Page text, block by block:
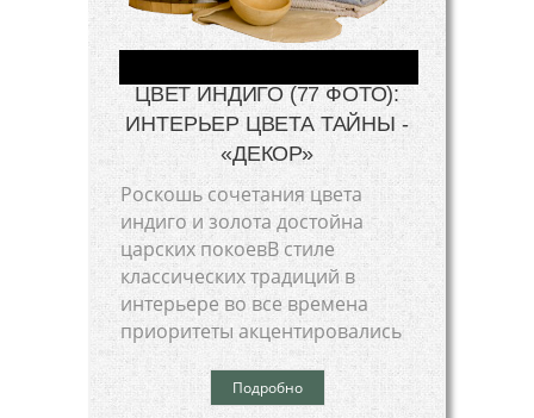
ЦВЕТ ИНДИГО (77 ФОТО):
ИНТЕРЬЕР ЦВЕТА ТАЙНЫ -
«ДЕКОР»
Роскошь сочетания цвета
индиго и золота достойна
царских покоевВ стиле
классических традиций в
интерьере во все времена
приоритеты акцентировались
Подробно